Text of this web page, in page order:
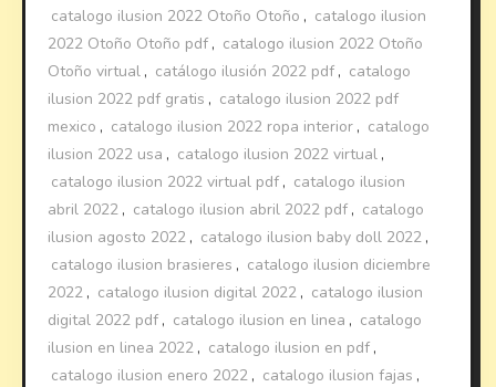
catalogo ilusion 2022 Otoño Otoño , catalogo ilusion
2022 Otoño Otoño pdf , catalogo ilusion 2022 Otoño
Otoño virtual , catálogo ilusión 2022 pdf , catalogo
ilusion 2022 pdf gratis , catalogo ilusion 2022 pdf
mexico , catalogo ilusion 2022 ropa interior , catalogo
ilusion 2022 usa , catalogo ilusion 2022 virtual ,
catalogo ilusion 2022 virtual pdf , catalogo ilusion
abril 2022 , catalogo ilusion abril 2022 pdf , catalogo
ilusion agosto 2022 , catalogo ilusion baby doll 2022 ,
catalogo ilusion brasieres , catalogo ilusion diciembre
2022 , catalogo ilusion digital 2022 , catalogo ilusion
digital 2022 pdf , catalogo ilusion en linea , catalogo
ilusion en linea 2022 , catalogo ilusion en pdf ,
catalogo ilusion enero 2022 , catalogo ilusion fajas ,